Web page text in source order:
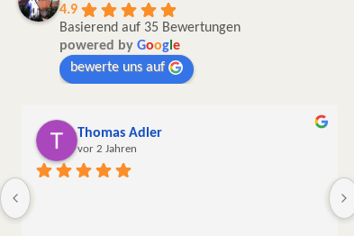
4.9
Basierend auf 35 Bewertungen
powered by Goog e
bewerte uns auf
Andrea Keinath
vor 2 Jahren